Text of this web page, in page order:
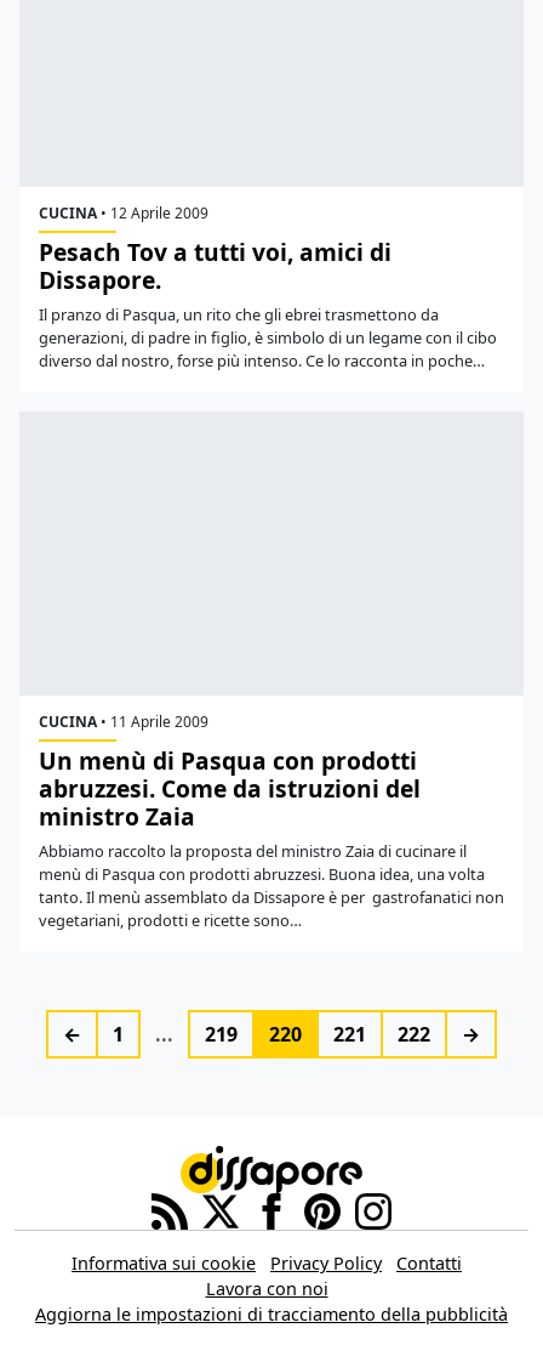
CUCINA• 12 Aprile 2009
Pesach Tov a tutti voi, amici di
Dissapore.
Il pranzo di Pasqua, un rito che gli ebrei trasmettono da
generazioni, di padre in figlio, è simbolo di un legame con il cibo
diverso dal nostro, forse più intenso. Ce lo racconta in poche…
CUCINA• 11 Aprile 2009
Un menù di Pasqua con prodotti
abruzzesi. Come da istruzioni del
ministro Zaia
Abbiamo raccolto la proposta del ministro Zaia di cucinare il
menù di Pasqua con prodotti abruzzesi. Buona idea, una volta
tanto. Il menù assemblato da Dissapore è per gastrofanatici non
vegetariani, prodotti e ricette sono…
← 1 ... 219 220 221 222 →
Informativa sui cookie Privacy Policy
Contatti
Lavora con noi
Aggiorna le impostazioni di tracciamento della pubblicità